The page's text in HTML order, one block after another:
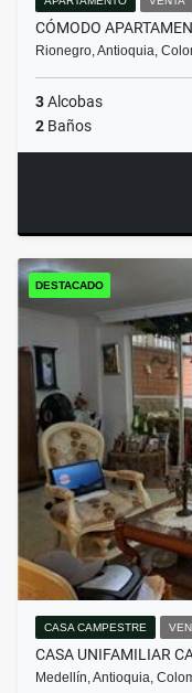
CÓMODO
Rionegro, Antioquia,
3Alcobas
2 Baños
DESTACADO
CASA CAMPESTRE
CASA UNIFAMILIAR
Medellín, Antioquia,